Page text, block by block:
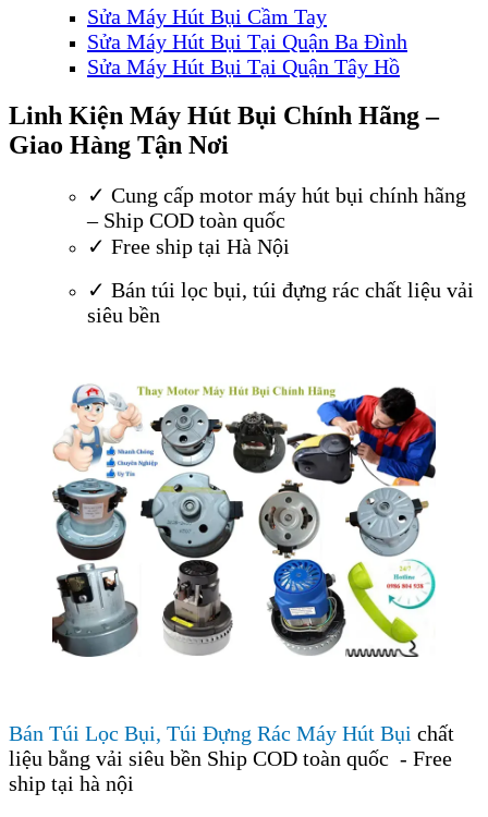
Sửa Máy Hút Bụi Cầm Tay
Sửa Máy Hút Bụi Tại Quận Ba Đình
Sửa Máy Hút Bụi Tại Quận Tây Hồ
Linh Kiện Máy Hút Bụi Chính Hãng –
Giao Hàng Tận Nơi
✓ Cung cấp motor máy hút bụi chính hãng
– Ship COD toàn quốc
✓ Free ship tại Hà Nội
✓ Bán túi lọc bụi, túi đựng rác chất liệu vải
siêu bền
Bán Túi Lọc Bụi, Túi Đựng Rác Máy Hút Bụi chất
liệu bằng vải siêu bền Ship COD toàn quốc - Free
ship tại hà nội